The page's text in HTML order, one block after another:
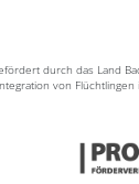
durch das Land
von